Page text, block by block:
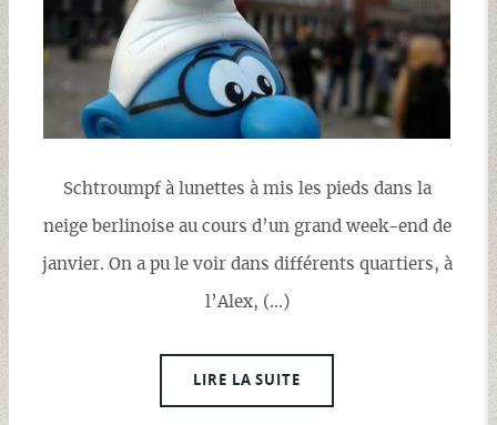
Schtroumpf à lunettes à mis les pieds dans la
neige berlinoise au cours d’un grand week-end de
janvier. On a pu le voir dans différents quartiers, à
l’Alex, (…)
LIRE LA SUITE